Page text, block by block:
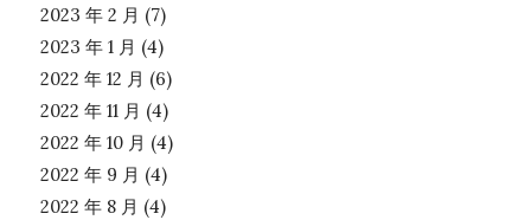
2023 年 2 月 (7)
2023 年 1 月 (4)
2022 年 12 月 (6)
2022 年 11 月 (4)
2022 年 10 月 (4)
2022 年 9 月 (4)
2022 年 8 月 (4)